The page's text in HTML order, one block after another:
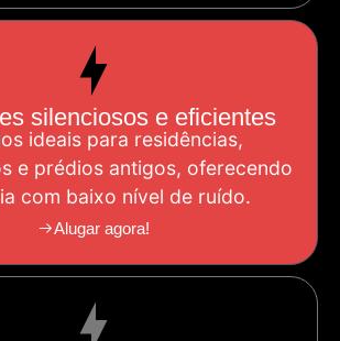
silenciosos e eficientes
ideais para residências,
e prédios antigos, oferecendo
com baixo nível de ruído.
Alugar agora!